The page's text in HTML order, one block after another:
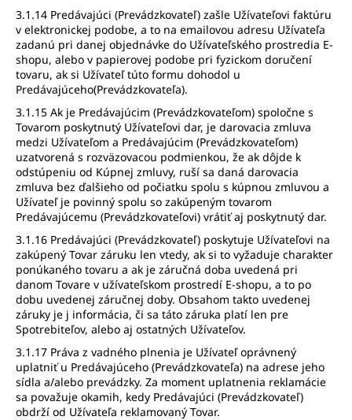
3.1.14 Predávajúci (Prevádzkovateľ) zašle Užívateľovi faktúru
v elektronickej podobe, a to na emailovou adresu Užívateľa
zadanú pri danej objednávke do Užívateľského prostredia E-
shopu, alebo v papierovej podobe pri fyzickom doručení
tovaru, ak si Užívateľ túto formu dohodol u
Predávajúceho(Prevádzkovateľa).
3.1.15 Ak je Predávajúcim (Prevádzkovateľom) spoločne s
Tovarom poskytnutý Užívateľovi dar, je darovacia zmluva
medzi Užívateľom a Predávajúcim (Prevádzkovateľom)
uzatvorená s rozväzovacou podmienkou, že ak dôjde k
odstúpeniu od Kúpnej zmluvy, ruší sa daná darovacia
zmluva bez ďalšieho od počiatku spolu s kúpnou zmluvou a
Užívateľ je povinný spolu so zakúpeným tovarom
Predávajúcemu (Prevádzkovateľovi) vrátiť aj poskytnutý dar.
3.1.16 Predávajúci (Prevádzkovateľ) poskytuje Užívateľovi na
zakúpený Tovar záruku len vtedy, ak si to vyžaduje charakter
ponúkaného tovaru a ak je záručná doba uvedená pri
danom Tovare v užívateľskom prostredí E-shopu, a to po
dobu uvedenej záručnej doby. Obsahom takto uvedenej
záruky je j informácia, či sa táto záruka platí len pre
Spotrebiteľov, alebo aj ostatných Užívateľov.
3.1.17 Práva z vadného plnenia je Užívateľ oprávnený
uplatniť u Predávajúceho (Prevádzkovateľa) na adrese jeho
sídla a/alebo prevádzky. Za moment uplatnenia reklamácie
sa považuje okamih, kedy Predávajúci (Prevádzkovateľ)
obdrží od Užívateľa reklamovaný Tovar.